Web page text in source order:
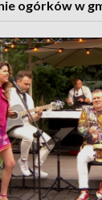
ogórków w